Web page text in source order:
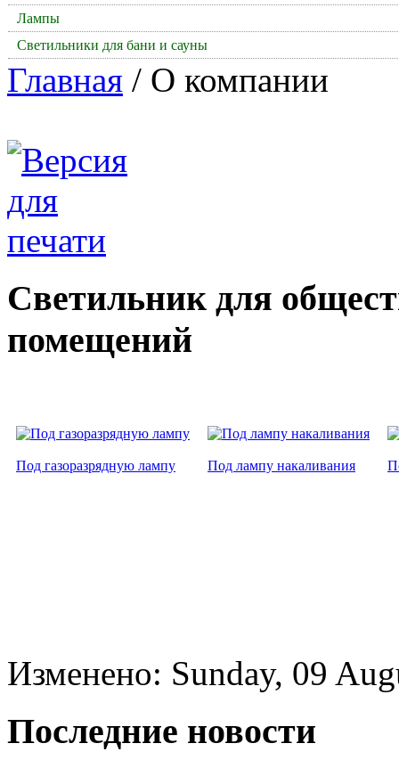
Лампы
Светильники для бани и сауны
Главная / О компании
Светильник для
помещений
Под газоразрядную лампу Под лампу накаливания
Изменено: Sunday, 09
Последние новости